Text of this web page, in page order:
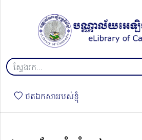
ថតឯកសាររបស់ខ្ញុំ